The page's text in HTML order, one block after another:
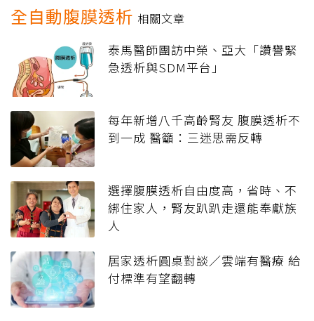
全自動腹膜透析 相關文章
泰馬醫師團訪中榮、亞大「讚譽緊
急透析與SDM平台」
每年新增八千高齡腎友 腹膜透析不
到一成 醫籲：三迷思需反轉
選擇腹膜透析自由度高，省時、不
綁住家人，腎友趴趴走還能奉獻族
人
居家透析圓桌對談／雲端有醫療 給
付標準有望翻轉